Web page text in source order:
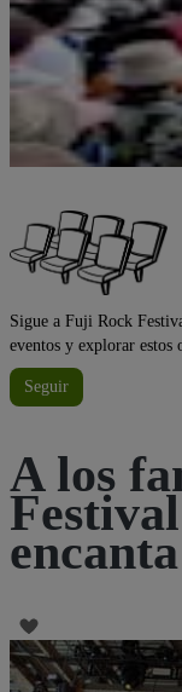
Sigue a Fuji Rock
eventos y explorar estos
Seguir
A los
encanta